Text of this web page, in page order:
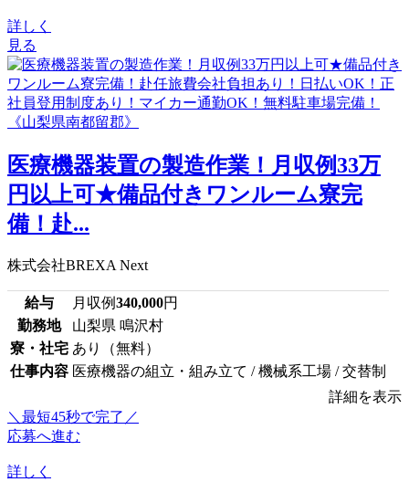
詳しく
見る
医療機器装置の製造作業！月収例33万
円以上可★備品付きワンルーム寮完
備！赴...
株式会社BREXA Next
給与 月収例340,000円
勤務地
山梨県 鳴沢村
寮・社宅 あり（無料）
仕事内容 医療機器の組立・組み立て / 機械系工場 / 交替制
詳細を表示
＼最短45秒で完了／
応募へ進む
詳しく